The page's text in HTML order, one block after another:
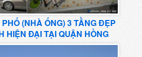
(NHÀ ỐNG) 3 TẦNG ĐẸP
HIỆN ĐẠI TẠI QUẬN HỒNG
– HẢI PHÒNG